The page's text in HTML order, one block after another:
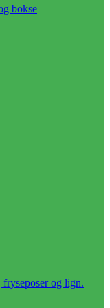
bokse
fryseposer og lign.